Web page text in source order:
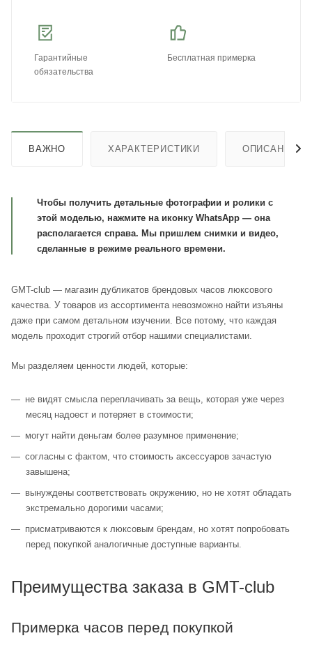
Гарантийные
обязательства
Бесплатная примерка
ВАЖНО ХАРАКТЕРИСТИКИ ОПИСАНИЕ
Чтобы получить детальные фотографии и ролики с
этой моделью, нажмите на иконку WhatsApp — она
располагается справа. Мы пришлем снимки и видео,
сделанные в режиме реального времени.
GMT-club — магазин дубликатов брендовых часов люксового
качества. У товаров из ассортимента невозможно найти изъяны
даже при самом детальном изучении. Все потому, что каждая
модель проходит строгий отбор нашими специалистами.
Мы разделяем ценности людей, которые:
не видят смысла переплачивать за вещь, которая уже через
месяц надоест и потеряет в стоимости;
могут найти деньгам более разумное применение;
согласны с фактом, что стоимость аксессуаров зачастую
завышена;
вынуждены соответствовать окружению, но не хотят обладать
экстремально дорогими часами;
присматриваются к люксовым брендам, но хотят попробовать
перед покупкой аналогичные доступные варианты.
Преимущества заказа в GMT-club
Примерка часов перед покупкой